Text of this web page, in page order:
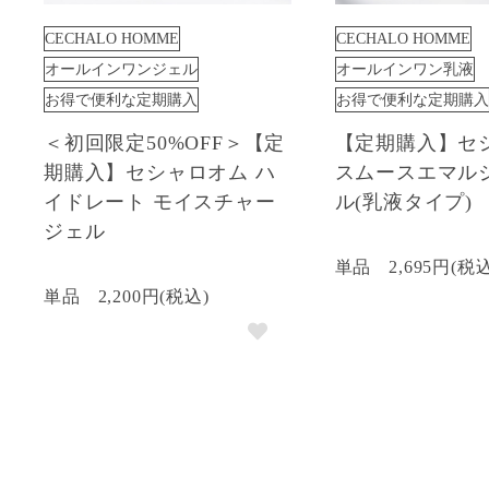
CECHALO HOMME
オールインワンジェル
お得で便利な定期購入
＜初回限定50%OFF＞【定
期購入】セシャロオム ハ
イドレート モイスチャー
ジェル
単品 2,200円(税込)
CECHALO HOMME
オールインワン乳液
お得で便利な定期購入
【定期購入】セ
スムースエマル
ル(乳液タイプ)
単品 2,695円(税